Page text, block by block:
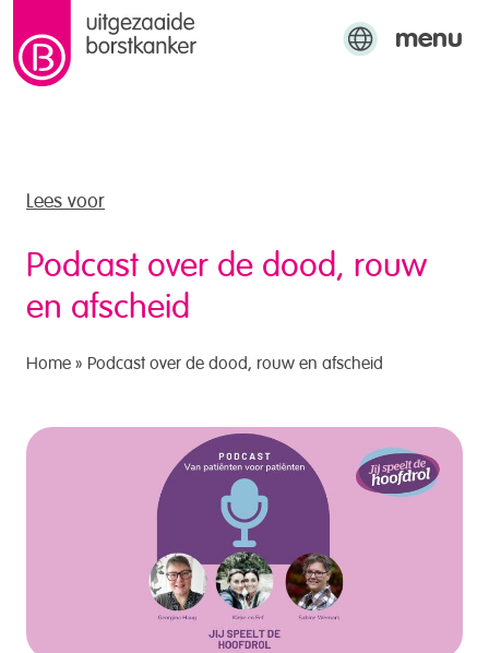
naar de inhoud menu
Lees voor
Podcast over de dood, rouw
en afscheid
Home » Podcast over de dood, rouw en afscheid